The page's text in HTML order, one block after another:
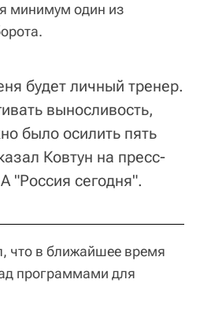
минимум один из
будет личный тренер.
выносливость,
было осилить пять
Ковтун на пресс-
"Россия сегодня".
что в ближайшее время
программами для